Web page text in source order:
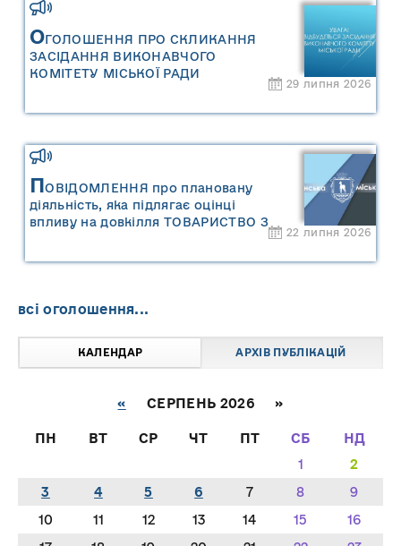
міської територіальної громади»
ОГОЛОШЕННЯ ПРО СКЛИКАННЯ
ЗАСІДАННЯ ВИКОНАВЧОГО
КОМІТЕТУ МІСЬКОЇ РАДИ
29 липня 2026
ПОВІДОМЛЕННЯ про плановану
діяльність, яка підлягає оцінці
впливу на довкілля ТОВАРИСТВО З
22 липня 2026
всі оголошення...
КАЛЕНДАР АРХІВ ПУБЛІКАЦІЙ
« СЕРПЕНЬ 2026 »
ПН ВТ СР ЧТ ПТ СБ
НД
1
2
3
4 5 6 7 8
9
10
11 12 13 14 15
16